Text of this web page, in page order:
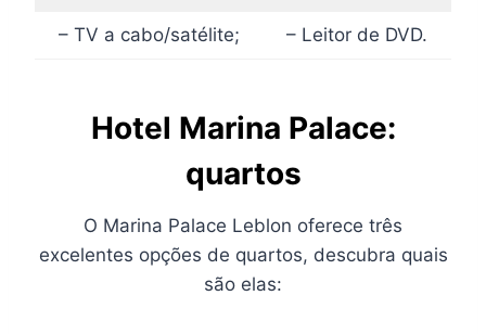
– TV a cabo/satélite; – Leitor de DVD.
Hotel Marina Palace:
quartos
O Marina Palace Leblon oferece três
excelentes opções de quartos, descubra quais
são elas: